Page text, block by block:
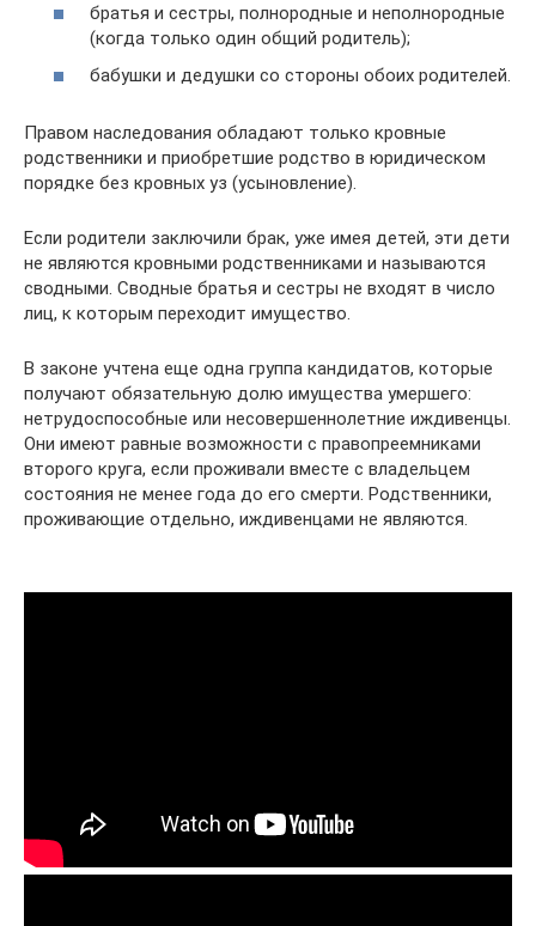
братья и сестры, полнородные и неполнородные
(когда только один общий родитель);
бабушки и дедушки со стороны обоих родителей.
Правом наследования обладают только кровные
родственники и приобретшие родство в юридическом
порядке без кровных уз (усыновление).
Если родители заключили брак, уже имея детей, эти дети
не являются кровными родственниками и называются
сводными. Сводные братья и сестры не входят в число
лиц, к которым переходит имущество.
В законе учтена еще одна группа кандидатов, которые
получают обязательную долю имущества умершего:
нетрудоспособные или несовершеннолетние иждивенцы.
Они имеют равные возможности с правопреемниками
второго круга, если проживали вместе с владельцем
состояния не менее года до его смерти. Родственники,
проживающие отдельно, иждивенцами не являются.